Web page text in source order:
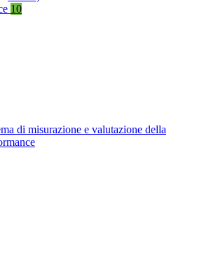
10
di misurazione e valutazione della